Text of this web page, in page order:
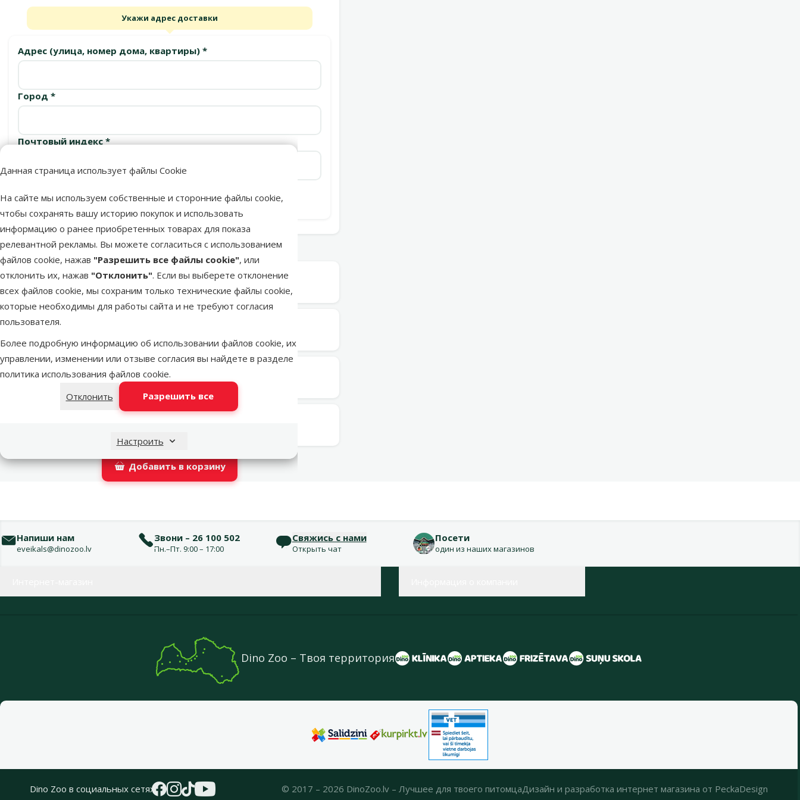
Данная страница использует файлы Cookie
На сайте мы используем собственные и сторонние файлы cookie,
чтобы сохранять вашу историю покупок и использовать
информацию о ранее приобретенных товарах для показа
релевантной рекламы. Вы можете согласиться с использованием
файлов cookie, нажав "Разрешить все файлы cookie", или
отклонить их, нажав "Отклонить". Если вы выберете отклонение
всех файлов cookie, мы сохраним только технические файлы cookie,
которые необходимы для работы сайта и не требуют согласия
пользователя.
Более подробную информацию об использовании файлов cookie, их
управлении, изменении или отзыве согласия вы найдете в разделе
политика использования файлов cookie.
Отклонить
Разрешить все
Настроить
Укажи адрес доставки
Адрес (улица, номер дома, квартиры) *
Город *
Почтовый индекс *
Подтвердить
Latvijas Pasts пакомат во вторник
LATVIJAS PASTS почтовое отделение
Добавить в корзину
Напиши нам
eveikals@dinozoo.lv
Звони – 26 100 502
Пн.–Пт. 9:00 – 17:00
Свяжись с нами
Открыть чат
Посети
один из наших магазинов
Dino Zoo – Твоя территория
Dino Zoo в социальных сетях © 2017 – 2026 DinoZoo.lv – Лучшее для твоего питомцаДизайн и разработка интернет магазина от PeckaDesign